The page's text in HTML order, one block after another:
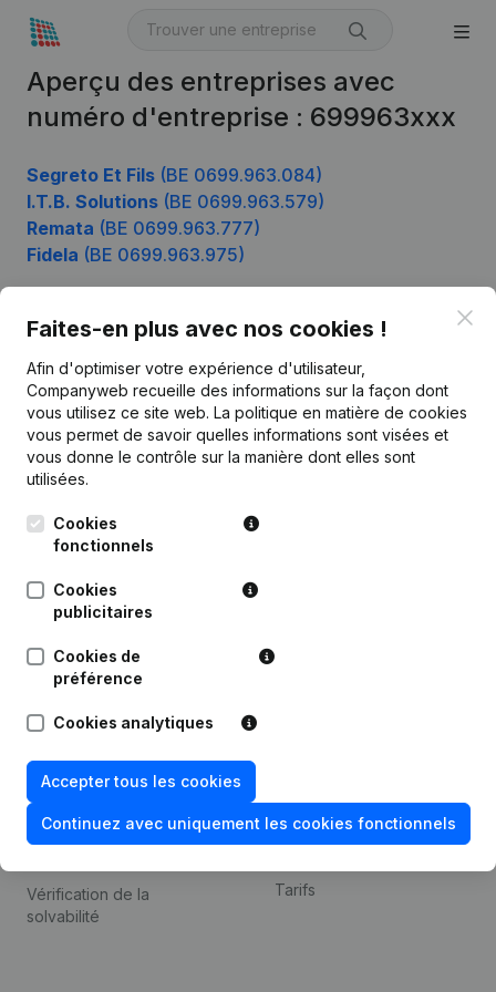
Aperçu des entreprises avec
numéro d'entreprise : 699963xxx
Segreto Et Fils (BE 0699.963.084)
I.T.B. Solutions (BE 0699.963.579)
Remata (BE 0699.963.777)
Fidela (BE 0699.963.975)
Faites-en plus avec nos cookies !
Afin d'optimiser votre expérience d'utilisateur,
Companyweb recueille des informations sur la façon dont
vous utilisez ce site web. La politique en matière de cookies
vous permet de savoir quelles informations sont visées et
vous donne le contrôle sur la manière dont elles sont
utilisées.
Cookies
fonctionnels
Cookies
publicitaires
Cookies de
préférence
Cookies analytiques
Accepter tous les cookies
Continuez avec uniquement les cookies fonctionnels
Français
Leuvensesteenweg
248D,
Produit
Informations d’entreprise
Monitoring
Recherche internationale
Thème
de la fraude
Consulter des comptes
annuels
Recherche de numéro de
Vérification de la
solvabilité
Contact
Tarifs